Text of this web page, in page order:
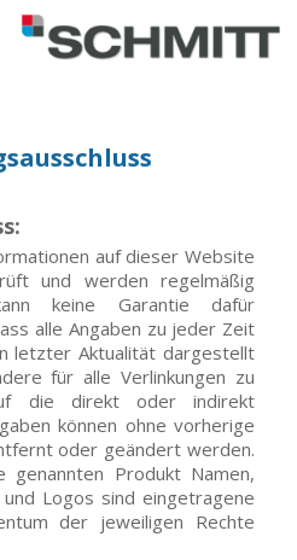
auf dieser Website
und werden regelmäßig
keine Garantie dafür
alle Angaben zu jeder Zeit
letzter Aktualität dargestellt
für alle Verlinkungen zu
die direkt oder indirekt
können ohne vorherige
oder geändert werden.
Produkt Namen,
Logos sind eingetragene
der jeweiligen Rechte